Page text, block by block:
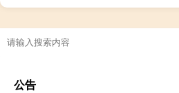
公告